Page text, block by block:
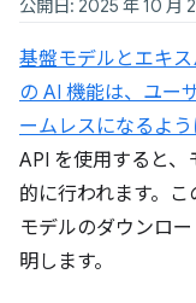
公開日: 2025 年 10 月
基盤モデルとエキ
の AI 機能は、ユー
ームレスになるよう
API を使用すると
的に行われます。
モデルのダウンロ
明します。